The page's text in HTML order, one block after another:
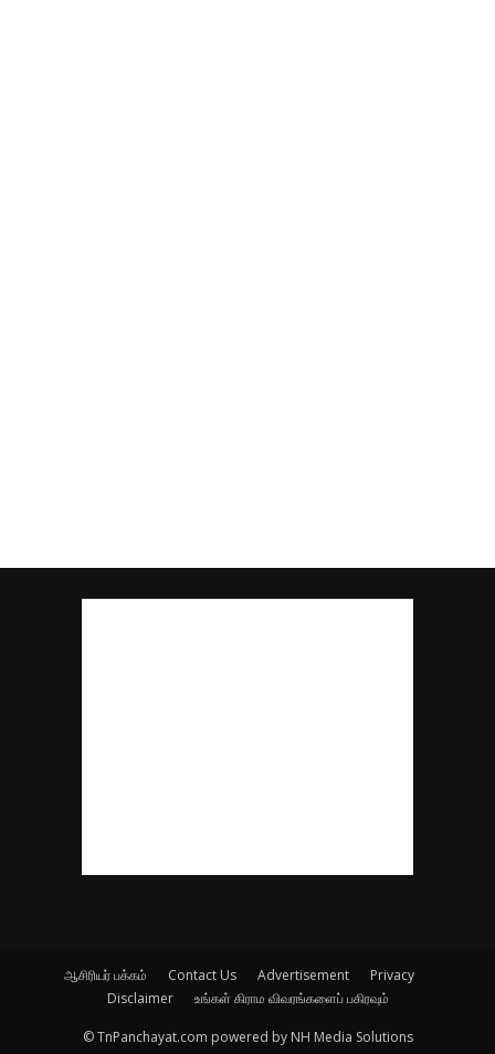
ஆசிரியர் பக்கம் Contact Us Advertisement
Privacy
Disclaimer
உங்கள் கிராம விவரங்களைப் பகிரவும்
© TnPanchayat.com powered by NH Media Solutions